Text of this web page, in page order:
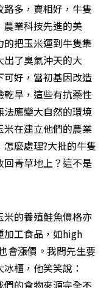
多，賣相好，牛隻
農業科技先進的美
把玉米運到牛隻集
了臭氣沖天的大
好，當初基因改造
旱，這些有抗藥性
應變大自然的環境
在建立他們的農業
麼處理?大批的牛隻
青草地上？這不是
的養殖鮭魚價格亦
加工食品，如high
會漲價。我問先生要
櫃，他笑笑說：
們的食物來源完全不